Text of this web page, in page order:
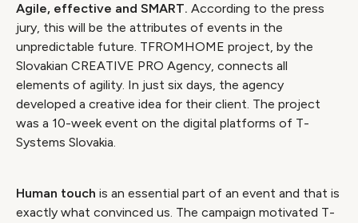
Agile, effective and SMART. According to the press
jury, this will be the attributes of events in the
unpredictable future. TFROMHOME project, by the
Slovakian CREATIVE PRO Agency, connects all
elements of agility. In just six days, the agency
developed a creative idea for their client. The project
was a 10-week event on the digital platforms of T-
Systems Slovakia.
Human touch is an essential part of an event and that is
exactly what convinced us. The campaign motivated T-